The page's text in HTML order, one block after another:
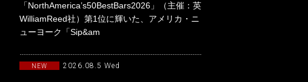
「NorthAmerica’s50BestBars2026」（主催：英
WilliamReed社）第1位に輝いた、アメリカ・ニ
ューヨーク「Sip&am
NEW 2026.08.5 Wed